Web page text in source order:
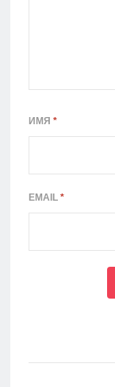
ИМЯ *
EMAIL *